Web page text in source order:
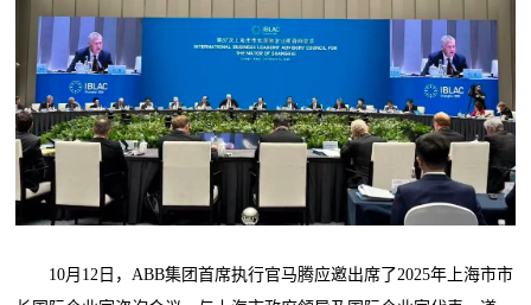
10月12日，ABB集团首席执行官马腾应邀出席了2025年上海市市